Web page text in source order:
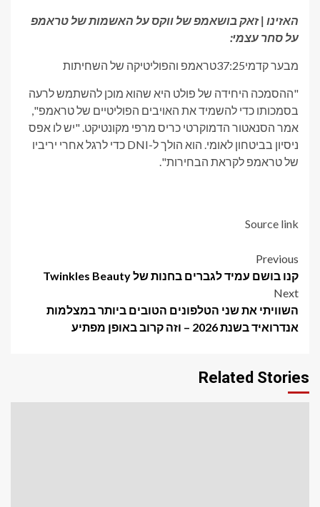
האזינו | זאק בושאמפ של ווקס על האשמות של טראמפ
על סחר עצמי:
מבער קדמי37:25טראמפ והפוליטיקה של השחיתות
"ההסמכה היחידה של פולט היא שהוא מוכן להשתמש לרעה
בסמכותו כדי להשמיד את האויבים הפוליטיים של טראמפ",
אמר הסנאטור הדמוקרטי כריס מרפי מקונטיקט. "יש לו אפס
ניסיון בביטחון לאומי. הוא הולך ל-DNI כדי לרגל אחרי יריביו
של טראמפ לקראת הבחירות".
Source link
Post
navigation
Previous
קנו בושם עמיד לגברים בחנות של Twinkles Beauty
Next
השוויתי את שני הטלפונים הטובים ביותר במצלמות
אנדרואיד בשנת 2026 – וזה קרוב באופן מפתיע
Related Stories